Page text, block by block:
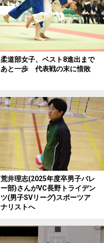
柔道部女子、ベスト8進出まで
あと一歩 代表戦の末に惜敗
荒井理志(2025年度卒男子バレ
ー部)さんがVC長野トライデン
ツ(男子SVリーグ)スポーツア
ナリストへ